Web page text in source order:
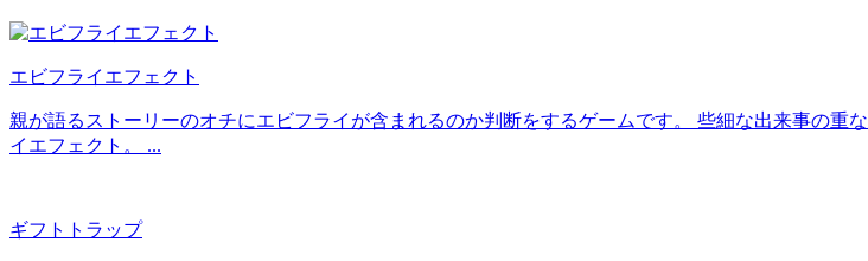
エビフライエフェクト
親が語るストーリーのオチにエビフライが含まれるのか判断をするゲームです。 些細な出来事の
イエフェクト。 ...
ギフトトラップ